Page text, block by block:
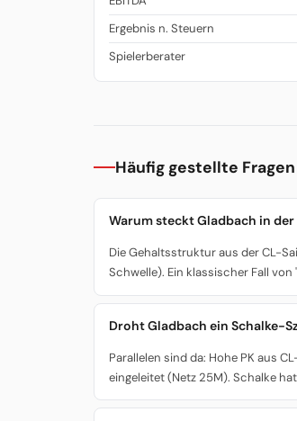
Ergebnis n. Steuern
Spielerberater
Häufig gestellte Fragen
Warum steckt Gladbach in der
Die Gehaltsstruktur aus der CL-
Schwelle). Ein klassischer Fall
Droht Gladbach ein Schalke-
Parallelen sind da: Hohe PK aus
eingeleitet (Netz 25M). Schalke